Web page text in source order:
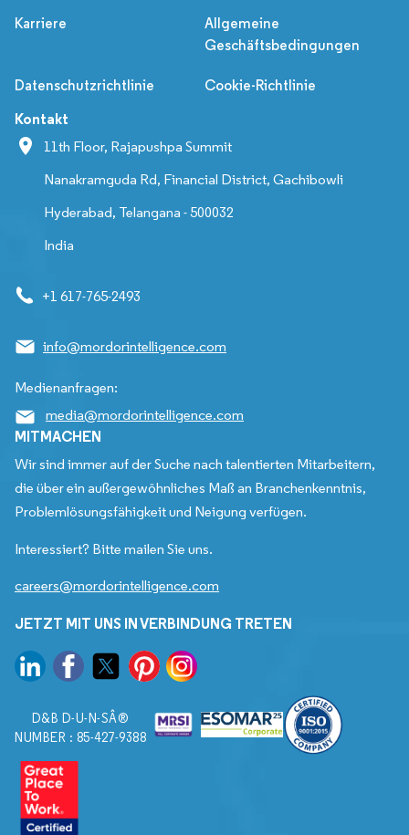
Karriere
Allgemeine
Geschäftsbedingungen
Datenschutzrichtlinie Cookie-Richtlinie
Kontakt
11th Floor, Rajapushpa Summit
Nanakramguda Rd, Financial District, Gachibowli
Hyderabad, Telangana - 500032
India
+1 617-765-2493
info@mordorintelligence.com
Medienanfragen:
media@mordorintelligence.com
MITMACHEN
Wir sind immer auf der Suche nach talentierten Mitarbeitern,
die über ein außergewöhnliches Maß an Branchenkenntnis,
Problemlösungsfähigkeit und Neigung verfügen.
Interessiert? Bitte mailen Sie uns.
careers@mordorintelligence.com
JETZT MIT UNS IN VERBINDUNG TRETEN
D&B D-U-N-SÂ®
NUMBER : 85-427-9388